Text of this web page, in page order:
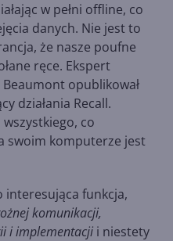
w pełni offline, co
danych. Nie jest to
że nasze poufne
ręce. Ekspert
opublikował
działania Recall.
co
swoim komputerze jest
interesująca funkcja,
komunikacji,
i implementacji i niestety